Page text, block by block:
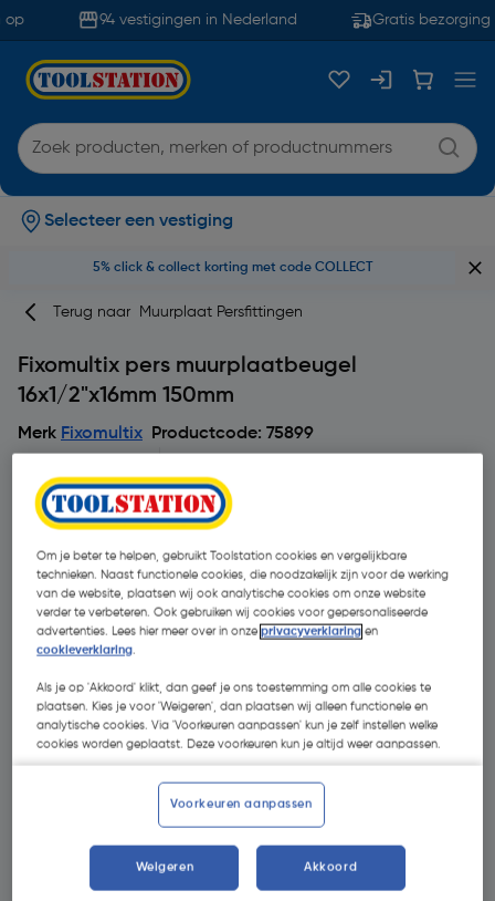
94 vestigingen in Nederland Gratis bezorging
Selecteer een vestiging
5% click & collect korting met code COLLECT
Terug naar Muurplaat Persfittingen
Fixomultix pers muurplaatbeugel
16x1/2"x16mm 150mm
Merk Fixomultix Productcode: 75899
€ 12,92 | Excl. btw € 10,68
Om je beter te helpen, gebruikt Toolstation cookies en vergelijkbare
technieken. Naast functionele cookies, die noodzakelijk zijn voor de werking
van de website, plaatsen wij ook analytische cookies om onze website
verder te verbeteren. Ook gebruiken wij cookies voor gepersonaliseerde
advertenties. Lees hier meer over in onzeprivacyverklaring en
cookieverklaring.
Als je op 'Akkoord' klikt, dan geef je ons toestemming om alle cookies te
plaatsen. Kies je voor 'Weigeren', dan plaatsen wij alleen functionele en
analytische cookies. Via 'Voorkeuren aanpassen' kun je zelf instellen welke
cookies worden geplaatst. Deze voorkeuren kun je altijd weer aanpassen.
Voorkeuren aanpassen
Weigeren Akkoord